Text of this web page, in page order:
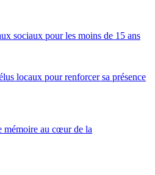
sociaux pour les moins de 15 ans
locaux pour renforcer sa présence
mémoire au cœur de la